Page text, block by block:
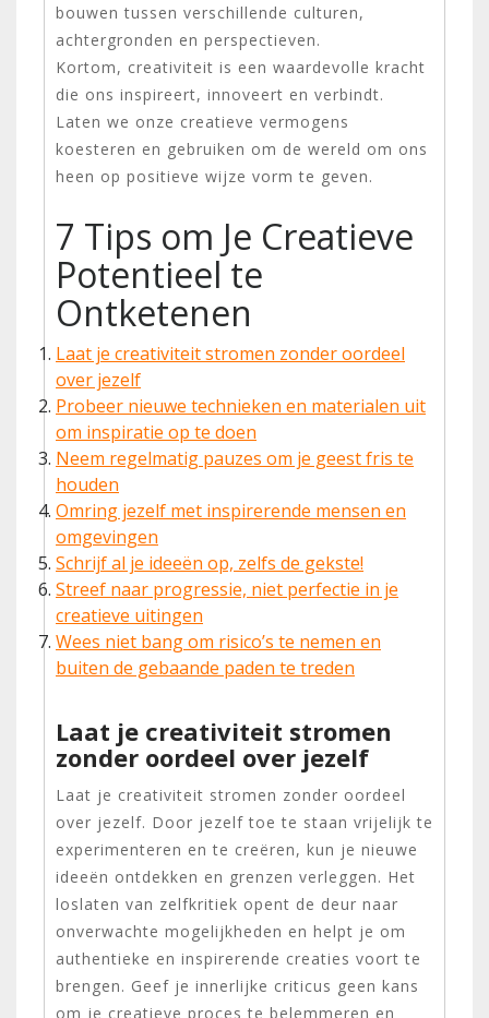
bouwen tussen verschillende culturen,
achtergronden en perspectieven.
Kortom, creativiteit is een waardevolle kracht
die ons inspireert, innoveert en verbindt.
Laten we onze creatieve vermogens
koesteren en gebruiken om de wereld om ons
heen op positieve wijze vorm te geven.
7 Tips om Je Creatieve
Potentieel te
Ontketenen
Laat je creativiteit stromen zonder oordeel
over jezelf
Probeer nieuwe technieken en materialen uit
om inspiratie op te doen
Neem regelmatig pauzes om je geest fris te
houden
Omring jezelf met inspirerende mensen en
omgevingen
Schrijf al je ideeën op, zelfs de gekste!
Streef naar progressie, niet perfectie in je
creatieve uitingen
Wees niet bang om risico’s te nemen en
buiten de gebaande paden te treden
Laat je creativiteit stromen
zonder oordeel over jezelf
Laat je creativiteit stromen zonder oordeel
over jezelf. Door jezelf toe te staan vrijelijk te
experimenteren en te creëren, kun je nieuwe
ideeën ontdekken en grenzen verleggen. Het
loslaten van zelfkritiek opent de deur naar
onverwachte mogelijkheden en helpt je om
authentieke en inspirerende creaties voort te
brengen. Geef je innerlijke criticus geen kans
om je creatieve proces te belemmeren en